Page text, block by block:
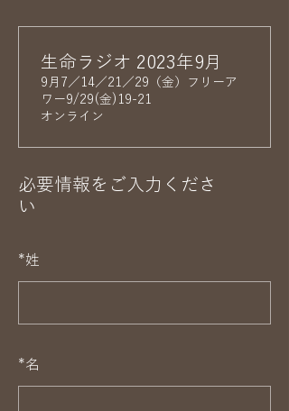
必要情報をご入力くださ
い
*姓
*名
生命ラジオ 2023年9月
9月7／14／21／29（金）フリーア
ワー9/29(金)19-21
オンライン